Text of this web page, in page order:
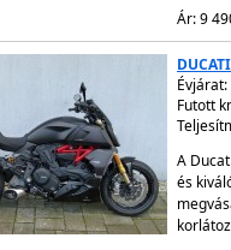
Ár: 9
Évjárat:
Futott
A
és